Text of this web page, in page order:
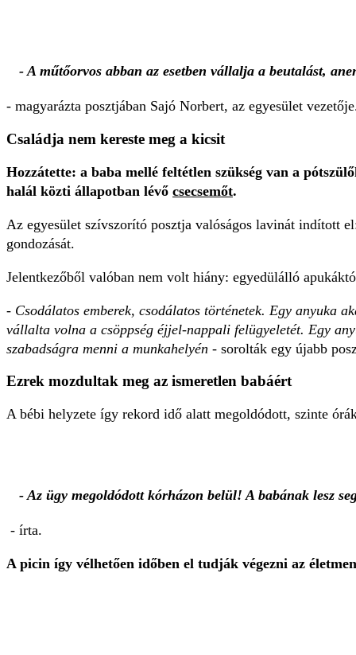
- A műtőorvos abban az esetben vállalja a beutalást,
- magyarázta posztjában Sajó Norbert, az egyesület
Családja nem kereste meg a kicsit
Hozzátette: a baba mellé feltétlen szükség van a
halál közti állapotban lévő csecsemőt.
Az egyesület szívszorító posztja valóságos lavinát indított
gondozását.
Jelentkezőből valóban nem volt hiány: egyedülálló
- Csodálatos emberek, csodálatos történetek. Egy anyuka
vállalta volna a csöppség éjjel-nappali felügyeletét. Egy
szabadságra menni a munkahelyén - sorolták egy újabb
Ezrek mozdultak meg az ismeretlen babáért
A bébi helyzete így rekord idő alatt megoldódott, szinte
- Az ügy megoldódott kórházon belül! A babának lesz
- írta.
A picin így vélhetően időben el tudják végezni az